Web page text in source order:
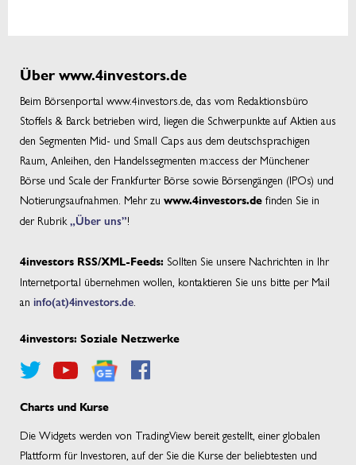
Über www.4investors.de
Beim Börsenportal www.4investors.de, das vom Redaktionsbüro
Stoffels & Barck betrieben wird, liegen die Schwerpunkte auf Aktien aus
den Segmenten Mid- und Small Caps aus dem deutschsprachigen
Raum, Anleihen, den Handelssegmenten m:access der Münchener
Börse und Scale der Frankfurter Börse sowie Börsengängen (IPOs) und
Notierungsaufnahmen. Mehr zu www.4investors.de finden Sie in
der Rubrik„Über uns”!
4investors RSS/XML-Feeds: Sollten Sie unsere Nachrichten in Ihr
Internetportal übernehmen wollen, kontaktieren Sie uns bitte per Mail
an info(at)4investors.de.
4investors: Soziale Netzwerke
Charts und Kurse
Die Widgets werden von TradingView bereit gestellt, einer globalen
Plattform für Investoren, auf der Sie die Kurse der beliebtesten und